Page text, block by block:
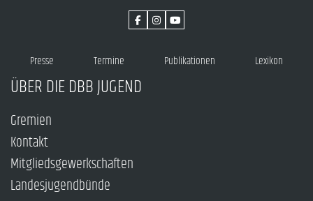
Presse Termine Publikationen Lexikon
ÜBER DIE DBB JUGEND
Gremien
Kontakt
Mitgliedsgewerkschaften
Landesjugendbünde